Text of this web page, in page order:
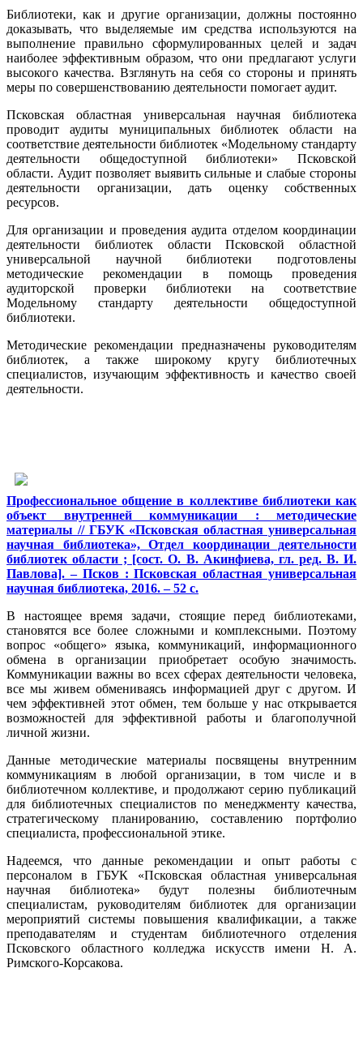
Библиотеки, как и другие организации, должны постоянно
доказывать, что выделяемые им средства используются на
выполнение правильно сформулированных целей и задач
наиболее эффективным образом, что они предлагают услуги
высокого качества. Взглянуть на себя со стороны и принять
меры по совершенствованию деятельности помогает аудит.
Псковская областная универсальная научная библиотека
проводит аудиты муниципальных библиотек области на
соответствие деятельности библиотек «Модельному стандарту
деятельности общедоступной библиотеки» Псковской
области. Аудит позволяет выявить сильные и слабые стороны
деятельности организации, дать оценку собственных
ресурсов.
Для организации и проведения аудита отделом координации
деятельности библиотек области Псковской областной
универсальной научной библиотеки подготовлены
методические рекомендации в помощь проведения
аудиторской проверки библиотеки на соответствие
Модельному стандарту деятельности общедоступной
библиотеки.
Методические рекомендации предназначены руководителям
библиотек, а также широкому кругу библиотечных
специалистов, изучающим эффективность и качество своей
деятельности.
Профессиональное общение в коллективе библиотеки как
объект внутренней коммуникации : методические
материалы // ГБУК «Псковская областная универсальная
научная библиотека», Отдел координации деятельности
библиотек области ; [сост. О. В. Акинфиева, гл. ред. В. И.
Павлова]. – Псков : Псковская областная универсальная
научная библиотека, 2016. – 52 с.
В настоящее время задачи, стоящие перед библиотеками,
становятся все более сложными и комплексными. Поэтому
вопрос «общего» языка, коммуникаций, информационного
обмена в организации приобретает особую значимость.
Коммуникации важны во всех сферах деятельности человека,
все мы живем обмениваясь информацией друг с другом. И
чем эффективней этот обмен, тем больше у нас открывается
возможностей для эффективной работы и благополучной
личной жизни.
Данные методические материалы посвящены внутренним
коммуникациям в любой организации, в том числе и в
библиотечном коллективе, и продолжают серию публикаций
для библиотечных специалистов по менеджменту качества,
стратегическому планированию, составлению портфолио
специалиста, профессиональной этике.
Надеемся, что данные рекомендации и опыт работы с
персоналом в ГБУК «Псковская областная универсальная
научная библиотека» будут полезны библиотечным
специалистам, руководителям библиотек для организации
мероприятий системы повышения квалификации, а также
преподавателям и студентам библиотечного отделения
Псковского областного колледжа искусств имени Н. А.
Римского-Корсакова.